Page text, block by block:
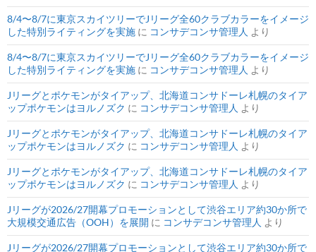
8/4〜8/7に東京スカイツリーでJリーグ全60クラブカラーをイメージ
した特別ライティングを実施 に コンサデコンサ管理人 より
8/4〜8/7に東京スカイツリーでJリーグ全60クラブカラーをイメージ
した特別ライティングを実施 に コンサデコンサ管理人 より
Jリーグとポケモンがタイアップ、北海道コンサドーレ札幌のタイア
ップポケモンはヨルノズク に コンサデコンサ管理人 より
Jリーグとポケモンがタイアップ、北海道コンサドーレ札幌のタイア
ップポケモンはヨルノズク に コンサデコンサ管理人 より
Jリーグとポケモンがタイアップ、北海道コンサドーレ札幌のタイア
ップポケモンはヨルノズク に コンサデコンサ管理人 より
Jリーグが2026/27開幕プロモーションとして渋谷エリア約30か所で
大規模交通広告（OOH）を展開 に コンサデコンサ管理人 より
Jリーグが2026/27開幕プロモーションとして渋谷エリア約30か所で